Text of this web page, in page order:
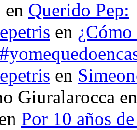
en Querido Pep:
en
en
Giuralarocca
Por 10 años